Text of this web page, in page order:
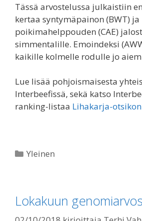
Tässä arvostelussa julkaistiin
kertaa syntymäpainon (BWT) ja
poikimahelppouden (CAE)
simmentalille. Emoindeksi
kaikille kolmelle rodulle jo
Lue lisää pohjoismaisesta
Interbeefissä, sekä katso
ranking-listaa Lihakarja-otsikon
Kategoriat
Yleinen
Lokakuun